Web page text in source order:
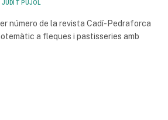
JUDIT PUJOL
número de la revista Cadí-Pedraforca
a fleques i pastisseries amb